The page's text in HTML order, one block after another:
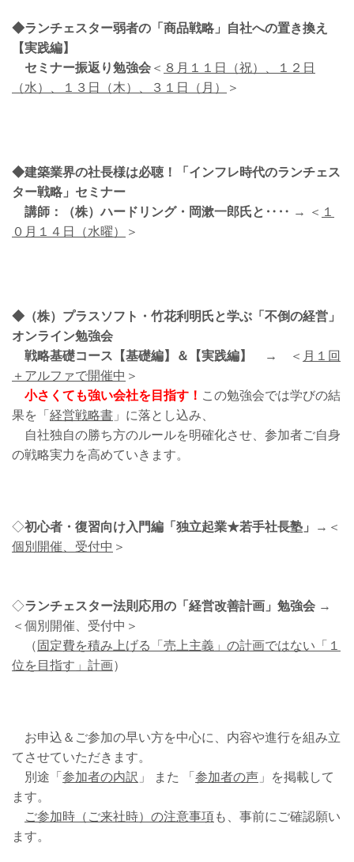
◆ランチェスター弱者の「商品戦略」自社への置き換え
【実践編】
セミナー振返り勉強会 ＜ ８月１１日（祝）、１２日
（水）、１３日（木）、３１日（月）
＞
◆建築業界の社長様は必聴！「インフレ時代のランチェス
ター戦略」セミナー
講師：（株）ハードリング・岡漱一郎氏と‥‥ → ＜ １
０月１４日（水曜）
＞
◆（株）プラスソフト・竹花利明氏と学ぶ「不倒の経営」
オンライン勉強会
戦略基礎コース【基礎編】＆【実践編】 →
＜ 月１回
＋アルファで開催中 ＞
小さくても強い会社を目指す！ この勉強会では学びの結
果を「 経営戦略書 」に落とし込み、
自社独自の勝ち方のルールを明確化させ、参加者ご自身
の戦略実力を高めていきます。
◇初心者・復習向け入門編「独立起業★若手社長塾」
→＜
個別開催、受付中 ＞
◇ランチェスター法則応用の「経営改善計画」勉強会 →
＜個別開催、受付中＞
（ 固定費を積み上げる「売上主義」の計画ではない「１
位を目指す」計画）
お申込＆ご参加の早い方を中心に、内容や進行を組み立
てさせていただきます。
別途「 参加者の内訳 」 また 「 参加者の声 」を掲載して
ます。
ご参加時（ご来社時）の注意事項も、事前にご確認願い
ます。